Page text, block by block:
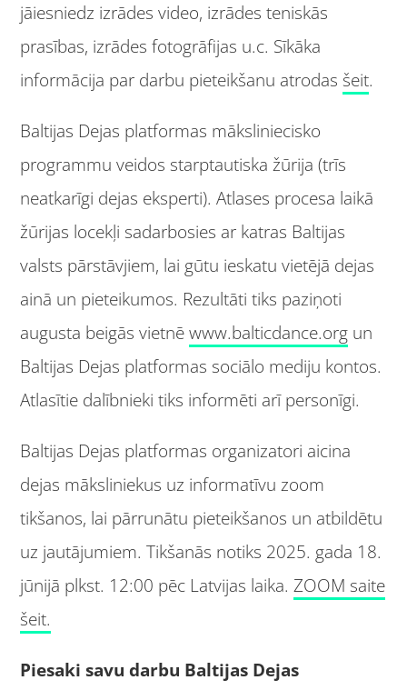
jāiesniedz izrādes video, izrādes teniskās
prasības, izrādes fotogrāfijas u.c. Sīkāka
informācija par darbu pieteikšanu atrodas šeit.
Baltijas Dejas platformas māksliniecisko
programmu veidos starptautiska žūrija (trīs
neatkarīgi dejas eksperti). Atlases procesa laikā
žūrijas locekļi sadarbosies ar katras Baltijas
valsts pārstāvjiem, lai gūtu ieskatu vietējā dejas
ainā un pieteikumos. Rezultāti tiks paziņoti
augusta beigās vietnēwww.balticdance.org un
Baltijas Dejas platformas sociālo mediju kontos.
Atlasītie dalībnieki tiks informēti arī personīgi.
Baltijas Dejas platformas organizatori aicina
dejas māksliniekus uz informatīvu zoom
tikšanos, lai pārrunātu pieteikšanos un atbildētu
uz jautājumiem. Tikšanās notiks 2025. gada 18.
jūnijā plkst. 12:00 pēc Latvijas laika.ZOOM saite
šeit.
Piesaki savu darbu Baltijas Dejas